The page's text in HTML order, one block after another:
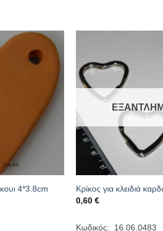
4*3.8cm
Κρίκος για κλειδιά
0,60€
Κωδικός: 16.06.0483